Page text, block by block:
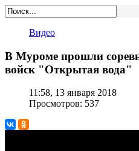
Видео
В Муроме прошли
войск "Открытая вода"
11:58, 13 января 2018
Просмотров: 537